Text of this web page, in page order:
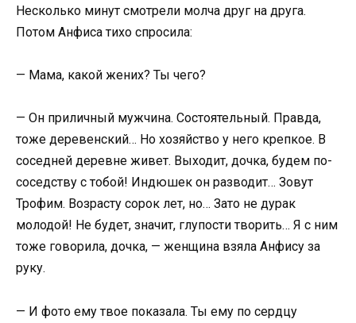
Несколько минут смотрели молча друг на друга.
Потом Анфиса тихо спросила:
— Мама, какой жених? Ты чего?
— Он приличный мужчина. Состоятельный. Правда,
тоже деревенский… Но хозяйство у него крепкое. В
соседней деревне живет. Выходит, дочка, будем по-
соседству с тобой! Индюшек он разводит… Зовут
Трофим. Возрасту сорок лет, но… Зато не дурак
молодой! Не будет, значит, глупости творить… Я с ним
тоже говорила, дочка, — женщина взяла Анфису за
руку.
— И фото ему твое показала. Ты ему по сердцу